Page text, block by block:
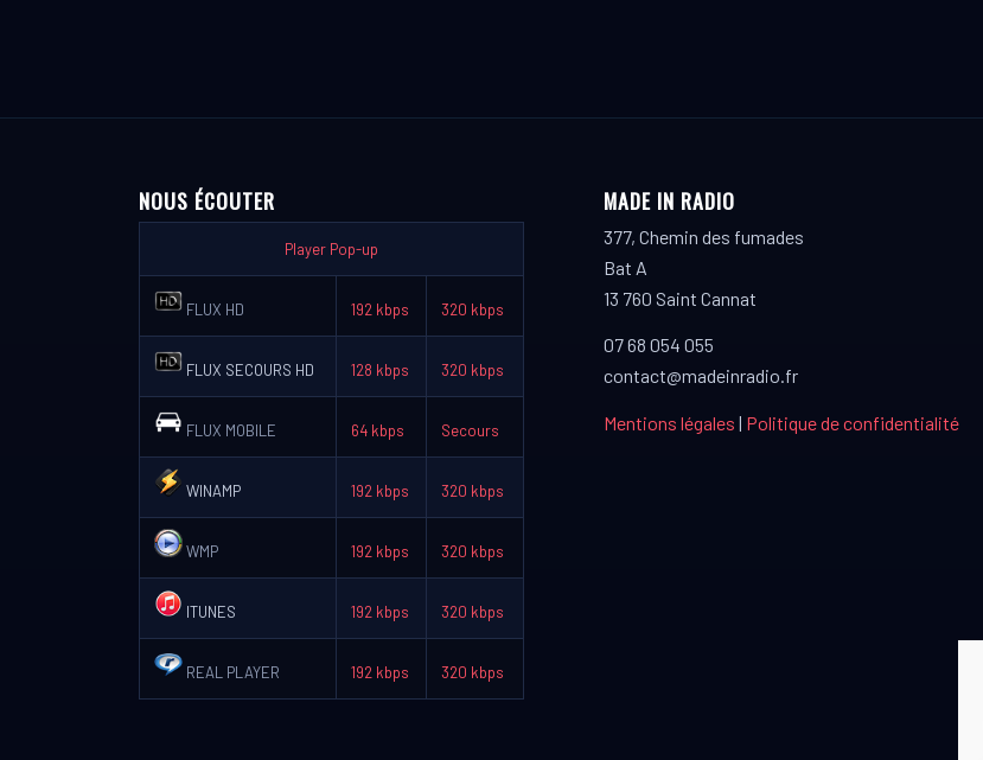
NOUS ÉCOUTER
Player Pop-up
FLUX HD 192 kbps 320 kbps
FLUX SECOURS HD 128 kbps 320 kbps
FLUX MOBILE 64 kbps Secours
WINAMP 192 kbps 320 kbps
WMP 192 kbps 320 kbps
ITUNES 192 kbps 320 kbps
REAL PLAYER 192 kbps 320 kbps
MADE IN RADIO
377, Chemin des fumades
Bat A
13 760 Saint Cannat
07 68 054 055
contact@madeinradio.fr
Mentions légales | Politique de confidentialité